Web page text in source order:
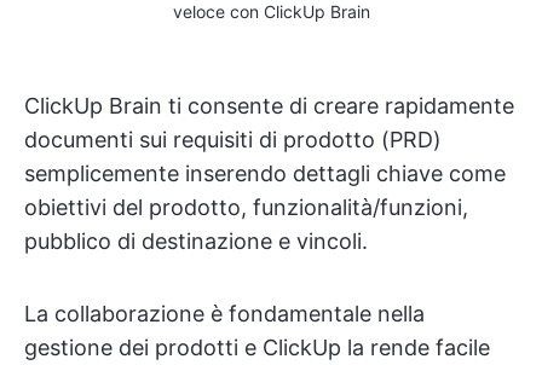
veloce con ClickUp Brain
ClickUp Brain ti consente di creare rapidamente
documenti sui requisiti di prodotto (PRD)
semplicemente inserendo dettagli chiave come
obiettivi del prodotto, funzionalità/funzioni,
pubblico di destinazione e vincoli.
La collaborazione è fondamentale nella
gestione dei prodotti e ClickUp la rende facile